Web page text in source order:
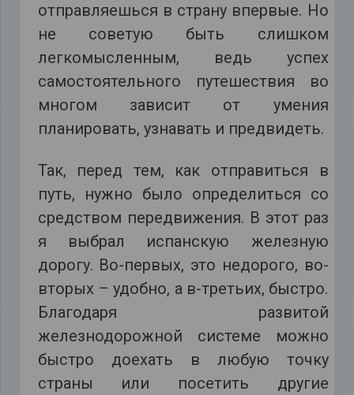
отправляешься в страну впервые. Но
не советую быть слишком
легкомысленным, ведь успех
самостоятельного путешествия во
многом зависит от умения
планировать, узнавать и предвидеть.
Так, перед тем, как отправиться в
путь, нужно было определиться со
средством передвижения. В этот раз
я выбрал испанскую железную
дорогу. Во-первых, это недорого, во-
вторых – удобно, а в-третьих, быстро.
Благодаря развитой
железнодорожной системе можно
быстро доехать в любую точку
страны или посетить другие